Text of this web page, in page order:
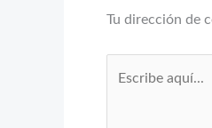
Tu dirección de